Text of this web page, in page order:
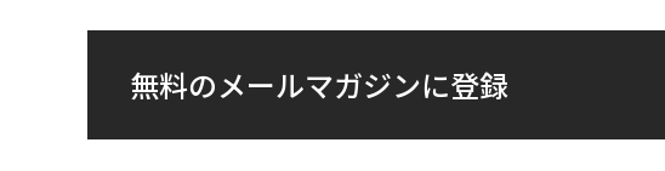
無料のメールマガジンに登録